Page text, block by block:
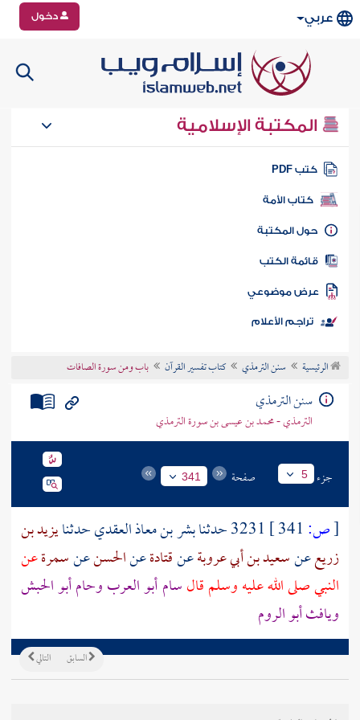
عربي دخول
المكتبة الإسلامية
كتب PDF
كتاب الأمة
المكتبة
الكتب
موضوعي
تراجم الأعلام
الرئيسية سنن الترمذي كتاب تفسير القرآن باب ومن سورة الصافات
سنن الترمذي
الترمذي - محمد بن عيسى بن سورة الترمذي
جزء 5 صفحة 341
[ص: 3231 حدثنا بشر بن معاذ العقديحدثنايزيد بن
زريععنسعيد بن أبي عروبةعنقتادةعنالحسنعنسمرةعن
النبي صلى الله عليه وسلم قالسامأبوالعربوحامأبوالحبش
ويافثأبوالروم
التالي السابق